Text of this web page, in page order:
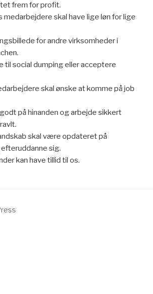
frem for profit.
medarbejdere skal have lige løn for lige
for andre virksomheder i
til social dumping eller acceptere
skal ønske at komme på job
på hinanden og arbejde sikkert
skal være opdateret på
sig.
kan have tillid til os.